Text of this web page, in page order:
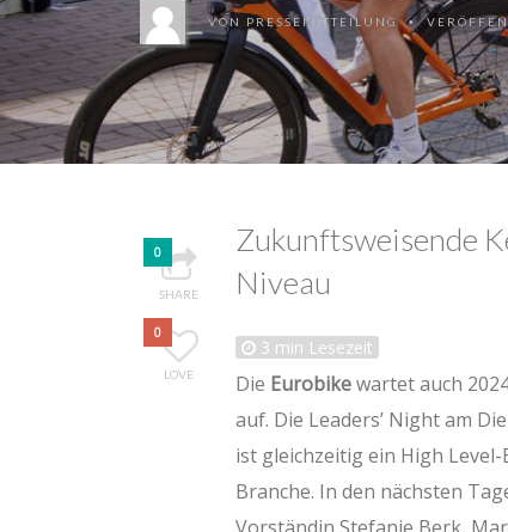
VON PRESSEMITTEILUNG •
0
SHARE
0
LOVE
Zukunftsweisende
Niveau
3 min Lesezeit
Die Eurobikewartet auch
auf. Die Leaders’ Night am
ist gleichzeitig ein High
Branche. In den nächsten
Vorständin Stefanie Berk,